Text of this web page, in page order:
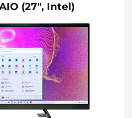
(27", Intel)